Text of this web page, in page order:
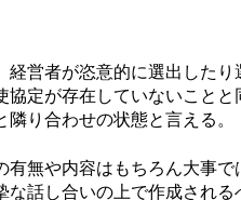
営者が恣意的に選出した
協定が存在していないこと
り合わせの状態と言える。
無や内容はもちろん大事
な話し合いの上で作成される